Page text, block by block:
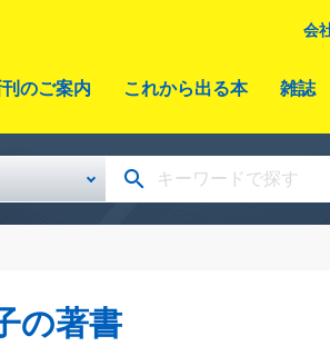
会
のご案内 これから出る本 雑誌
の著書